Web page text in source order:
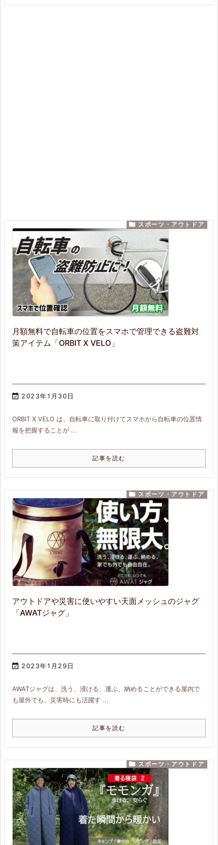
月額無料で自転車の位置をスマホで管理できる盗難対
策アイテム「ORBIT X VELO」
 2023年1月30日
 スポーツ・アウトドア
ORBIT X VELO は、自転車に取り付けてスマホから自転車の位置情
報を把握することが ...
記事を読む
アウトドアや災害に使いやすい天面メッシュのジャグ
「AWATジャグ」
 2023年1月29日
 スポーツ・アウトドア
AWATジャグは、洗う、浸ける、運ぶ、納めることができる屋内で
も屋外でも、災害時にも活躍す ...
記事を読む
 スポーツ・アウトドア